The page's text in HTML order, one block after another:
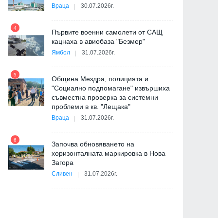
Враца 30.07.2026г.
4
Първите военни самолети от САЩ
кацнаха в авиобаза "Безмер"
Ямбол 31.07.2026г.
5
Община Мездра, полицията и
"Социално подпомагане" извършиха
съвместна проверка за системни
проблеми в кв. "Лещака"
Враца 31.07.2026г.
6
Започва обновяването на
хоризонталната маркировка в Нова
Загора
Сливен 31.07.2026г.